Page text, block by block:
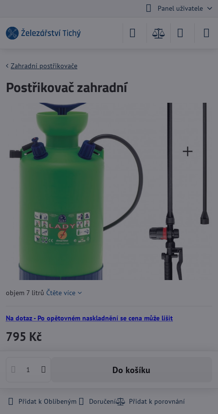
Panel uživatele
Zahradní postřikovače
Postřikovač zahradní
objem 7 litrů Čtěte více
Na dotaz - Po opětovném naskladnění se cena může lišit
795 Kč
Do košíku
Přidat k Oblíbeným
Doručení